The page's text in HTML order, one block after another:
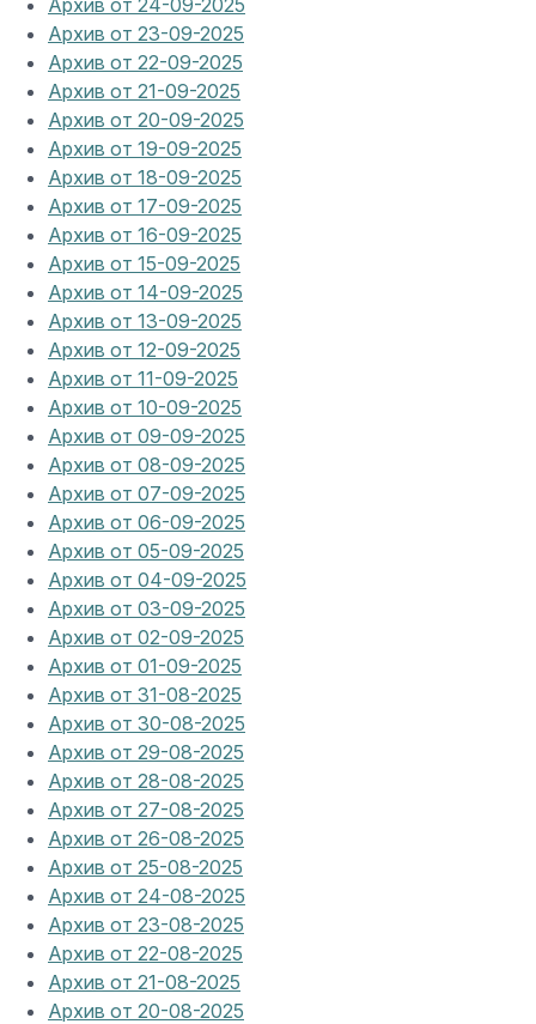
Архив от 24-09-2025
Архив от 23-09-2025
Архив от 22-09-2025
Архив от 21-09-2025
Архив от 20-09-2025
Архив от 19-09-2025
Архив от 18-09-2025
Архив от 17-09-2025
Архив от 16-09-2025
Архив от 15-09-2025
Архив от 14-09-2025
Архив от 13-09-2025
Архив от 12-09-2025
Архив от 11-09-2025
Архив от 10-09-2025
Архив от 09-09-2025
Архив от 08-09-2025
Архив от 07-09-2025
Архив от 06-09-2025
Архив от 05-09-2025
Архив от 04-09-2025
Архив от 03-09-2025
Архив от 02-09-2025
Архив от 01-09-2025
Архив от 31-08-2025
Архив от 30-08-2025
Архив от 29-08-2025
Архив от 28-08-2025
Архив от 27-08-2025
Архив от 26-08-2025
Архив от 25-08-2025
Архив от 24-08-2025
Архив от 23-08-2025
Архив от 22-08-2025
Архив от 21-08-2025
Архив от 20-08-2025